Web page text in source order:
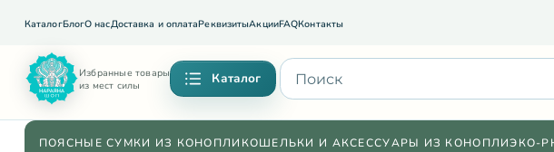
КаталогБлогО насДоставка и оплатаРеквизитыАкцииFAQКонтакты
Избранные товары
из мест силы
Каталог
ПОЯСНЫЕ СУМКИ ИЗ КОНОПЛИ КОШЕЛЬКИ И АКСЕССУАРЫ ИЗ КОНОПЛИЭКО-